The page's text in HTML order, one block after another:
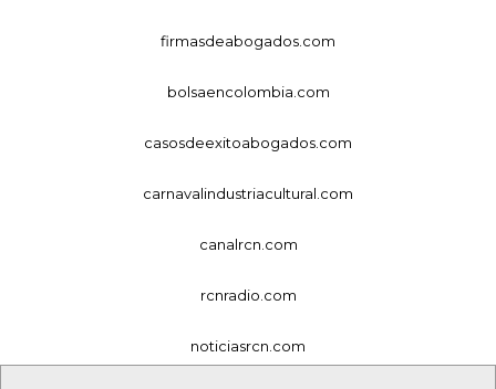
firmasdeabogados.com
bolsaencolombia.com
casosdeexitoabogados.com
carnavalindustriacultural.com
canalrcn.com
rcnradio.com
noticiasrcn.com